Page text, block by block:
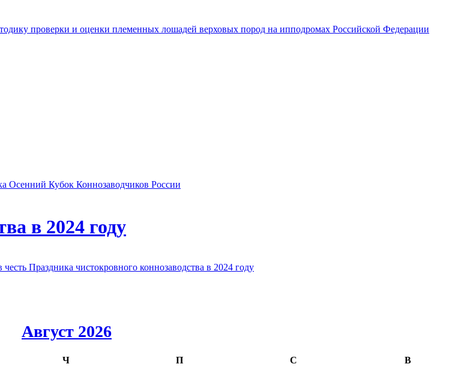
проверки и оценки племенных лошадей верховых пород на ипподромах Российской Федерации
Осенний Кубок Коннозаводчиков России
в 2024 году
Праздника чистокровного коннозаводства в 2024 году
Август 2026
Ч П С
В